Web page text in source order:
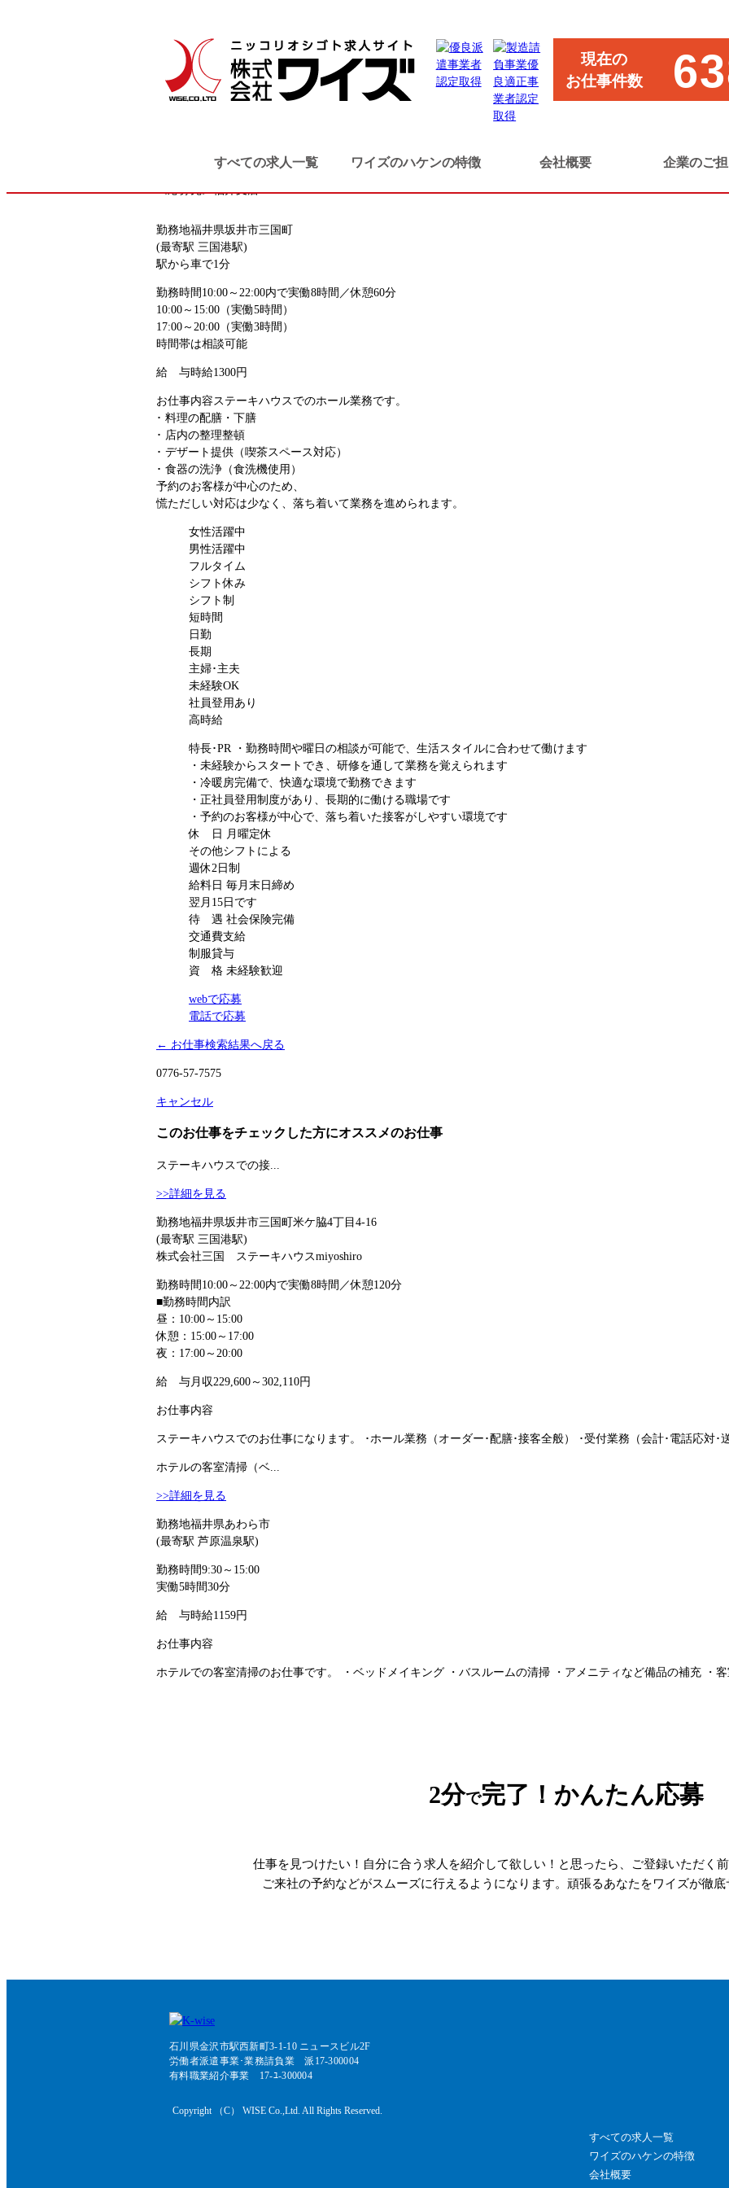
現在の
お仕事件数
すべての求人一覧 ワイズのハケンの特徴 会社概要 企業のご
TOP ステーキハウスのホールスタッフ
坂井市・あわら市
サービス系
fukui_8193
《応募先》福井支店
勤務地福井県坂井市三国町
(最寄駅 三国港駅)
駅から車で1分
勤務時間 10:00～22:00内で実働8時間／休憩60分
10:00～15:00（実働5時間）
17:00～20:00（実働3時間）
時間帯は相談可能
給 与時給1300円
お仕事内容ステーキハウスでのホール業務です。
･ 料理の配膳・下膳
･ 店内の整理整頓
･ デザート提供（喫茶スペース対応）
･ 食器の洗浄（食洗機使用）
予約のお客様が中心のため、
慌ただしい対応は少なく、落ち着いて業務を進められます。
女性活躍中
男性活躍中
フルタイム
シフト休み
シフト制
短時間
日勤
長期
主婦･主夫
未経験OK
社員登用あり
高時給
特長･PR
・勤務時間や曜日の相談が可能で、生活スタイルに合わせて働けます
・未経験からスタートでき、研修を通して業務を覚えられます
・冷暖房完備で、快適な環境で勤務できます
・正社員登用制度があり、長期的に働ける職場です
・予約のお客様が中心で、落ち着いた接客がしやすい環境です
休 日 月曜定休
その他シフトによる
週休2日制
給料日 毎月末日締め
翌月15日です
待 遇 社会保険完備
交通費支給
制服貸与
資 格 未経験歓迎
webで応募
電話で応募
← お仕事検索結果へ戻る
0776-57-7575
キャンセル
このお仕事をチェックした方にオススメのお仕事
ステーキハウスでの接...
>>詳細を見る
勤務地福井県坂井市三国町米ケ脇4丁目4-16
(最寄駅 三国港駅)
株式会社三国 ステーキハウスmiyoshiro
勤務時間 10:00～22:00内で実働8時間／休憩120分
■勤務時間内訳
昼：10:00～15:00
休憩：15:00～17:00
夜：17:00～20:00
給 与 月収229,600～302,110円
お仕事内容
ステーキハウスでのお仕事になります。 ･ホール業務（オーダー･配膳･接客全般） ･受付業務（会計･電話応対･
ホテルの客室清掃（ベ...
>>詳細を見る
勤務地福井県あわら市
(最寄駅 芦原温泉駅)
勤務時間9:30～15:00
実働5時間30分
給 与時給1159円
お仕事内容
ホテルでの客室清掃のお仕事です。 ・ベッドメイキング ・バスルームの清掃 ・アメニティなど備品の補充 ・客
2分で完了！かんたん応募
仕事を見つけたい！自分に合う求人を紹介して欲しい！と思ったら、ご登録いただく前
ご来社の予約などがスムーズに行えるようになります。頑張るあなたをワイズが徹
石川県金沢市駅西新町3-1-10 ニュースビル2F
労働者派遣事業･業務請負業 派17-300004
有料職業紹介事業 17-ﾕ-300004
Copyright （C） WISE Co.,Ltd. All Rights Reserved.
すべての求人一覧
ワイズのハケンの特徴
会社概要